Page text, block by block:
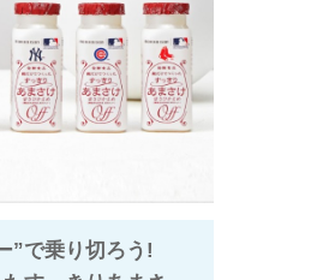
”で乗り切ろう!